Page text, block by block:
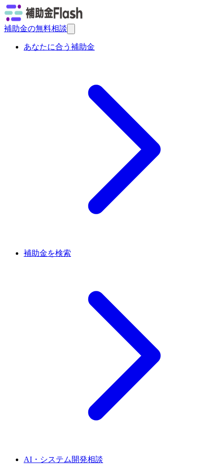
補助金の無料相談
あなたに合う補助金
補助金を検索
AI・システム開発相談